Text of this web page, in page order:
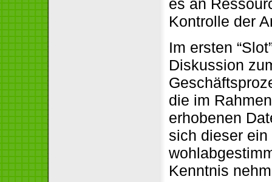
es an
Kontrolle der
Im ersten
Diskussion
die im
erhobenen
sich dieser
Kenntnis